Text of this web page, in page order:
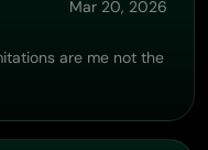
Mar 20, 2026
are me not the